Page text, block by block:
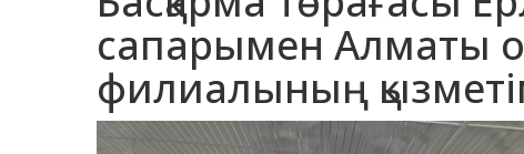
сапарымен Алматы
филиалының